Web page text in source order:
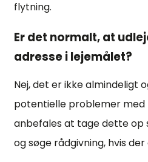
flytning.
Er det normalt, at
adresse i lejemålet?
Nej, det er ikke almindeligt
potentielle problemer med
anbefales at tage dette op
og søge rådgivning, hvis